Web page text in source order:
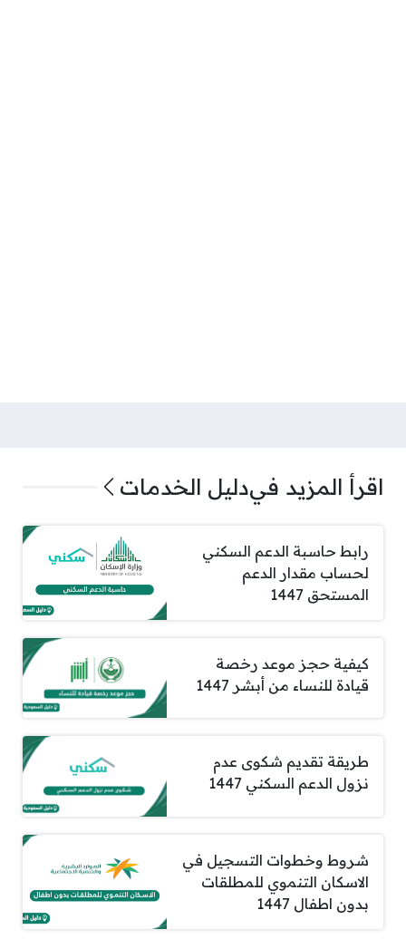
اقرأ المزيد فيدليل الخدمات
رابط حاسبة الدعم السكني
لحساب مقدار الدعم
المستحق 1447
كيفية حجز موعد رخصة
قيادة للنساء من أبشر 1447
طريقة تقديم شكوى عدم
نزول الدعم السكني 1447
شروط وخطوات التسجيل في
الاسكان التنموي للمطلقات
بدون اطفال 1447